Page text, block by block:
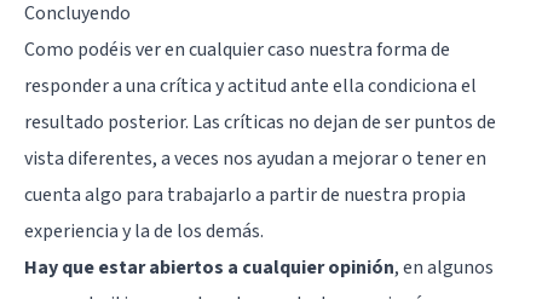
Concluyendo
Como podéis ver en cualquier caso nuestra forma de
responder a una crítica y actitud ante ella condiciona el
resultado posterior. Las críticas no dejan de ser puntos de
vista diferentes, a veces nos ayudan a mejorar o tener en
cuenta algo para trabajarlo a partir de nuestra propia
experiencia y la de los demás.
Hay que estar abiertos a cualquier opinión, en algunos